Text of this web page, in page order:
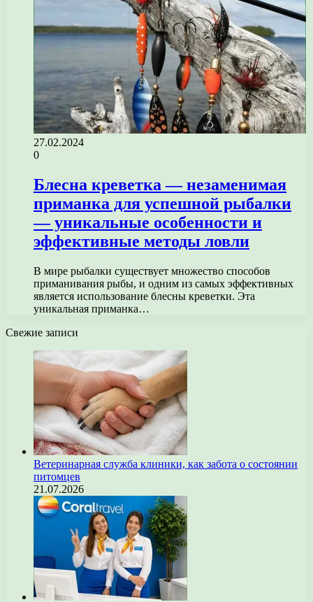
27.02.2024
0
Блесна креветка — незаменимая
приманка для успешной рыбалки
— уникальные особенности и
эффективные методы ловли
В мире рыбалки существует множество способов
приманивания рыбы, и одним из самых эффективных
является использование блесны креветки. Эта
уникальная приманка…
Свежие записи
Ветеринарная служба клиники, как забота о состоянии
питомцев
21.07.2026